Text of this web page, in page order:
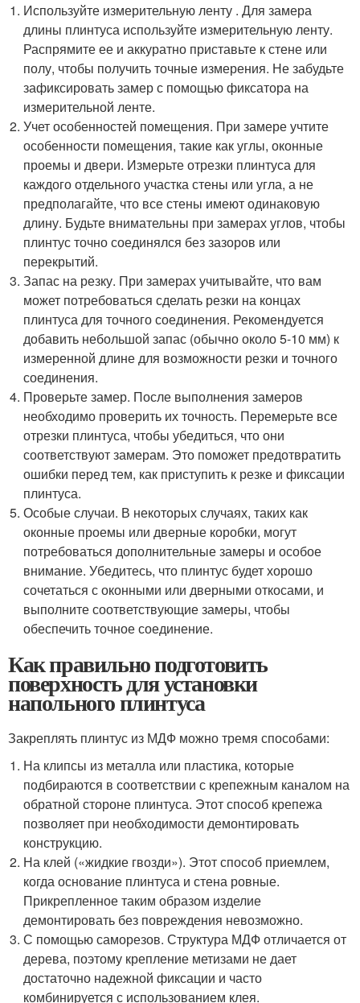
Используйте измерительную ленту . Для замера
длины плинтуса используйте измерительную ленту.
Распрямите ее и аккуратно приставьте к стене или
полу, чтобы получить точные измерения. Не забудьте
зафиксировать замер с помощью фиксатора на
измерительной ленте.
Учет особенностей помещения. При замере учтите
особенности помещения, такие как углы, оконные
проемы и двери. Измерьте отрезки плинтуса для
каждого отдельного участка стены или угла, а не
предполагайте, что все стены имеют одинаковую
длину. Будьте внимательны при замерах углов, чтобы
плинтус точно соединялся без зазоров или
перекрытий.
Запас на резку. При замерах учитывайте, что вам
может потребоваться сделать резки на концах
плинтуса для точного соединения. Рекомендуется
добавить небольшой запас (обычно около 5-10 мм) к
измеренной длине для возможности резки и точного
соединения.
Проверьте замер. После выполнения замеров
необходимо проверить их точность. Перемерьте все
отрезки плинтуса, чтобы убедиться, что они
соответствуют замерам. Это поможет предотвратить
ошибки перед тем, как приступить к резке и фиксации
плинтуса.
Особые случаи. В некоторых случаях, таких как
оконные проемы или дверные коробки, могут
потребоваться дополнительные замеры и особое
внимание. Убедитесь, что плинтус будет хорошо
сочетаться с оконными или дверными откосами, и
выполните соответствующие замеры, чтобы
обеспечить точное соединение.
Как правильно подготовить
поверхность для установки
напольного плинтуса
Закреплять плинтус из МДФ можно тремя способами:
На клипсы из металла или пластика, которые
подбираются в соответствии с крепежным каналом на
обратной стороне плинтуса. Этот способ крепежа
позволяет при необходимости демонтировать
конструкцию.
На клей («жидкие гвозди»). Этот способ приемлем,
когда основание плинтуса и стена ровные.
Прикрепленное таким образом изделие
демонтировать без повреждения невозможно.
С помощью саморезов. Структура МДФ отличается от
дерева, поэтому крепление метизами не дает
достаточно надежной фиксации и часто
комбинируется с использованием клея.